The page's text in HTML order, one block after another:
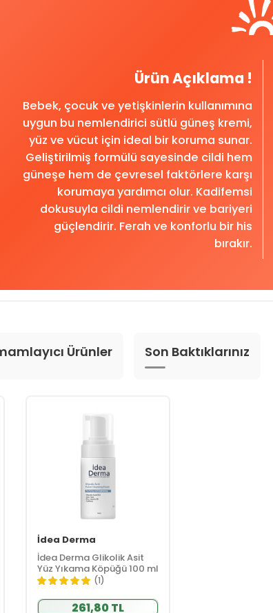
Ürün Açıklama !
Bebek, çocuk ve yetişkinlerin kullanımına
uygun bu nemlendirici sütlü güneş kremi,
yüz ve vücut için ideal bir koruma sunar.
Geliştirilmiş formülü sayesinde cildi hem
güneşe hem de çevresel faktörlere karşı
korumaya yardımcı olur. Kadifemsi
dokusuyla cildi nemlendirir ve bariyeri
güçlendirir. Ferah ve konforlu bir his
bırakır.
Ürünler Son Baktıklarınız
İdea Derma
İdea Derma Glikolik Asit
Yüz Yıkama Köpüğü 100 ml
(1)
261,80 TL